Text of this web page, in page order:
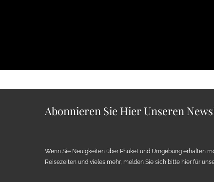
Abonnieren Sie Hier Unseren
Wenn Sie Neuigkeiten über Phuket und Umgebung erhalten
Reisezeiten und vieles mehr, melden Sie sich bitte hier für